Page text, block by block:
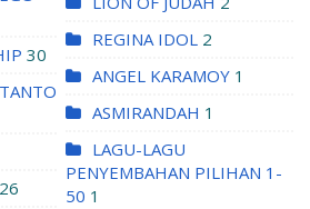
30
26
REGINA IDOL 2
ANGEL KARAMOY 1
ASMIRANDAH 1
LAGU-LAGU
PENYEMBAHAN PILIHAN 1-
50 1